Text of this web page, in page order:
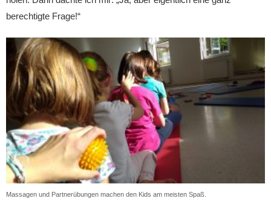
berechtigte Frage!“
Massagen und Partnerübungen machen den Kids am meisten Spaß.